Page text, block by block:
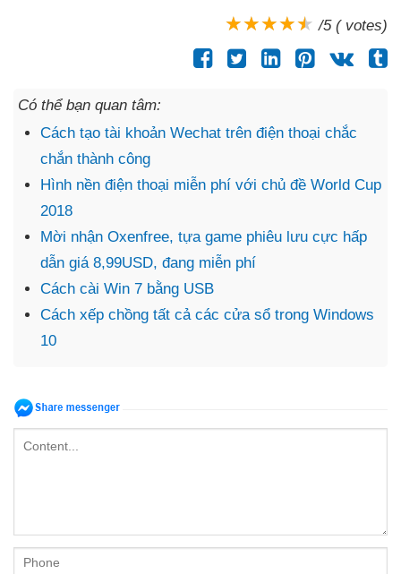
/5 ( votes)
Có thể bạn quan tâm:
Cách tạo tài khoản Wechat trên điện thoại chắc
chắn thành công
Hình nền điện thoại miễn phí với chủ đề World Cup
2018
Mời nhận Oxenfree, tựa game phiêu lưu cực hấp
dẫn giá 8,99USD, đang miễn phí​
Cách cài Win 7 bằng USB
Cách xếp chồng tất cả các cửa sổ trong Windows
10